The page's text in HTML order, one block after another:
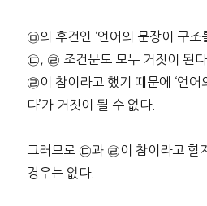
㉤의 후건인 ‘언어의 문장이 구조
㉢, ㉣ 조건문도 모두 거짓이 된
㉣이 참이라고 했기 때문에 ‘언어
다’가 거짓이 될 수 없다.
그러므로 ㉢과 ㉣이 참이라고 할
경우는 없다.